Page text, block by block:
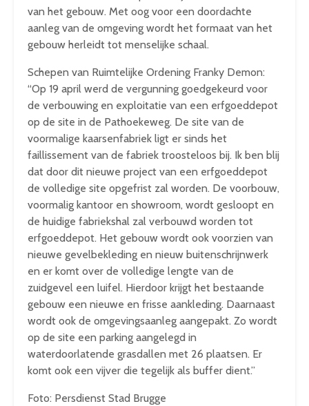
van het gebouw. Met oog voor een doordachte
aanleg van de omgeving wordt het formaat van het
gebouw herleidt tot menselijke schaal.
Schepen van Ruimtelijke Ordening Franky Demon:
“Op 19 april werd de vergunning goedgekeurd voor
de verbouwing en exploitatie van een erfgoeddepot
op de site in de Pathoekeweg. De site van de
voormalige kaarsenfabriek ligt er sinds het
faillissement van de fabriek troosteloos bij. Ik ben blij
dat door dit nieuwe project van een erfgoeddepot
de volledige site opgefrist zal worden. De voorbouw,
voormalig kantoor en showroom, wordt gesloopt en
de huidige fabriekshal zal verbouwd worden tot
erfgoeddepot. Het gebouw wordt ook voorzien van
nieuwe gevelbekleding en nieuw buitenschrijnwerk
en er komt over de volledige lengte van de
zuidgevel een luifel. Hierdoor krijgt het bestaande
gebouw een nieuwe en frisse aankleding. Daarnaast
wordt ook de omgevingsaanleg aangepakt. Zo wordt
op de site een parking aangelegd in
waterdoorlatende grasdallen met 26 plaatsen. Er
komt ook een vijver die tegelijk als buffer dient.”
Foto: Persdienst Stad Brugge